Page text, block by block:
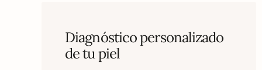
Diagnóstico personalizado
de tu piel